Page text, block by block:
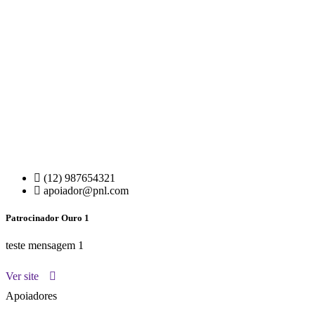
(12) 987654321
apoiador@pnl.com
Patrocinador Ouro 1
teste mensagem 1
Ver site
Apoiadores